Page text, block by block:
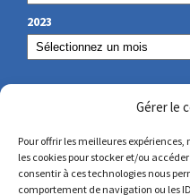
Gérer le
Pour offrir les meilleures
les cookies pour stocker et/ou
consentir à ces technologies nous
comportement de navigation ou les
2023
NUESTROS DATOS